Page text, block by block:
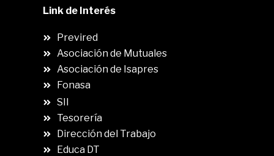
Link de Interés
Previred
Asociación de Mutuales
Asociación de Isapres
Fonasa
SII
Tesorería
Dirección del Trabajo
Educa DT